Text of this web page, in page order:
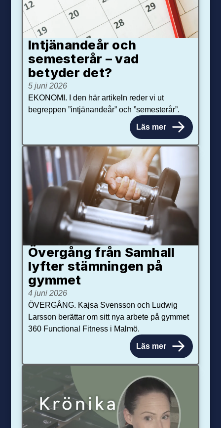
Intjänandeår och
semesterår – vad
betyder det?
5 juni 2026
EKONOMI. I den här artikeln reder vi ut
begreppen ”intjänandeår” och ”semesterår”.
Läs mer
Övergång från Samhall
lyfter stämningen på
gymmet
4 juni 2026
ÖVERGÅNG. Kajsa Svensson och Ludwig
Larsson berättar om sitt nya arbete på gymmet
360 Functional Fitness i Malmö.
Läs mer